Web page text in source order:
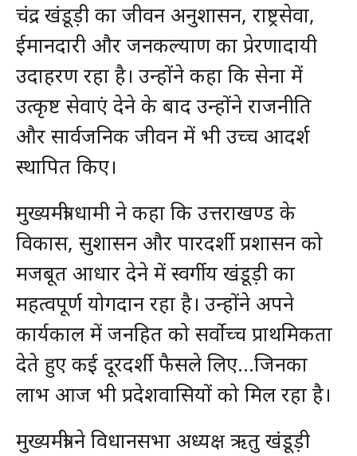
चंद्र खंडूड़ी का जीवन अनुशासन, राष्ट्रसेवा,
ईमानदारी और जनकल्याण का प्रेरणादायी
उदाहरण रहा है। उन्होंने कहा कि सेना में
उत्कृष्ट सेवाएं देने के बाद उन्होंने राजनीति
और सार्वजनिक जीवन में भी उच्च आदर्श
स्थापित किए।
मुख्यमंत्री धामी ने कहा कि उत्तराखण्ड के
विकास, सुशासन और पारदर्शी प्रशासन को
मजबूत आधार देने में स्वर्गीय खंडूड़ी का
महत्वपूर्ण योगदान रहा है। उन्होंने अपने
कार्यकाल में जनहित को सर्वोच्च प्राथमिकता
देते हुए कई दूरदर्शी फैसले लिए…जिनका
लाभ आज भी प्रदेशवासियों को मिल रहा है।
मुख्यमंत्री ने विधानसभा अध्यक्ष ऋतु खंडूड़ी